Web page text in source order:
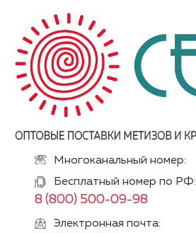
Многоканальный номер:
Бесплатный номер по РФ:
8 (800) 500-09-98
Электронная почта: